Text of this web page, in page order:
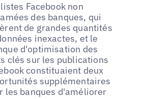
Facebook non
des banques, qui
de grandes quantités
inexactes, et le
d'optimisation des
clés sur les publications
constituaient deux
supplémentaires
les banques d'améliorer